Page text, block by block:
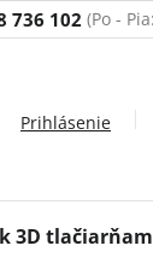
736 102
3D tlačiarňam